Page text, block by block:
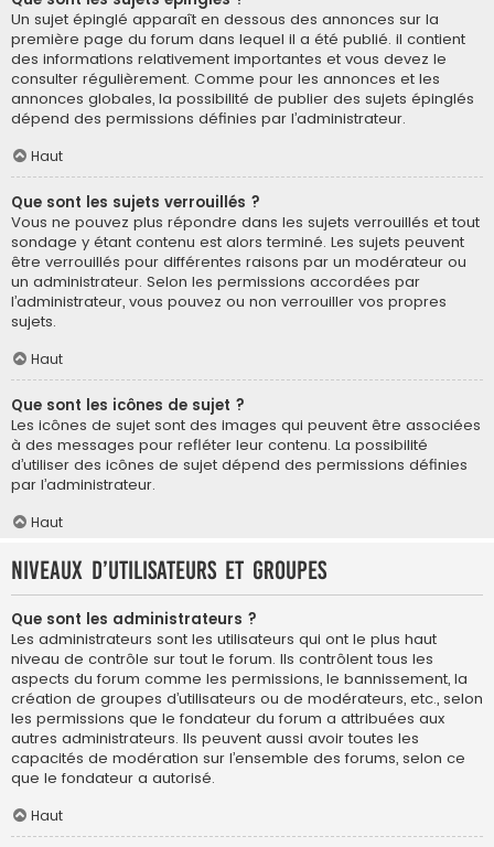
Un sujet épinglé apparaît en dessous des annonces sur la
première page du forum dans lequel il a été publié. il contient
des informations relativement importantes et vous devez le
consulter régulièrement. Comme pour les annonces et les
annonces globales, la possibilité de publier des sujets épinglés
dépend des permissions définies par l’administrateur.
Haut
Que sont les sujets verrouillés ?
Vous ne pouvez plus répondre dans les sujets verrouillés et tout
sondage y étant contenu est alors terminé. Les sujets peuvent
être verrouillés pour différentes raisons par un modérateur ou
un administrateur. Selon les permissions accordées par
l’administrateur, vous pouvez ou non verrouiller vos propres
sujets.
Haut
Que sont les icônes de sujet ?
Les icônes de sujet sont des images qui peuvent être associées
à des messages pour refléter leur contenu. La possibilité
d’utiliser des icônes de sujet dépend des permissions définies
par l’administrateur.
Haut
Niveaux d’utilisateurs et groupes
Que sont les administrateurs ?
Les administrateurs sont les utilisateurs qui ont le plus haut
niveau de contrôle sur tout le forum. Ils contrôlent tous les
aspects du forum comme les permissions, le bannissement, la
création de groupes d’utilisateurs ou de modérateurs, etc., selon
les permissions que le fondateur du forum a attribuées aux
autres administrateurs. Ils peuvent aussi avoir toutes les
capacités de modération sur l’ensemble des forums, selon ce
que le fondateur a autorisé.
Haut